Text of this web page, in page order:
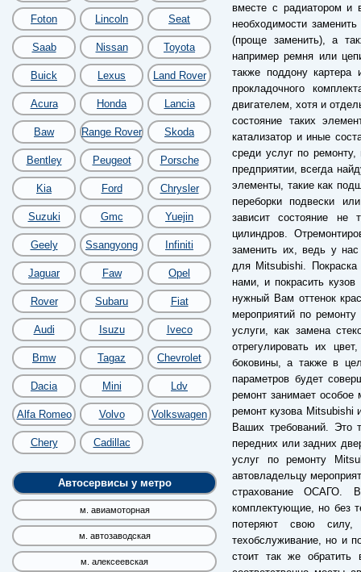
Foton Lincoln Seat
Saab Nissan Toyota
Buick Lexus Land Rover
Acura Honda Lancia
Baw Range Rover Skoda
Bentley Peugeot Porsche
Kia Ford Chrysler
Suzuki Gmc Yuejin
Geely Ssangyong Infiniti
Jaguar Faw Opel
Rover Subaru Fiat
Audi Isuzu Iveco
Bmw Tagaz Chevrolet
Dacia Mini Ldv
Alfa Romeo Volvo Volkswagen
Chery Cadillac
Автосервисы у метро
м. авиамоторная
м. автозаводская
м. алексеевская
вместе с радиатором и
необходимости
(проще заменить), а
например ремня или
также поддону
прокладочного
двигателем, хотя и
состояние таких
катализатор и иные
среди услуг по
предприятии, всегда
элементы, такие как
переборки подвески
зависит состояние
цилиндров.
заменить их, ведь у
для Mitsubishi. Покраска
нами, и покрасить
нужный Вам оттенок
мероприятий по ремонту
услуги, как замена
отрегулировать их
боковины, а также в
параметров будет
ремонт занимает
ремонт кузова Mitsubishi
Ваших требований. Это
передних или задних
услуг по ремонту
автовладельцу
страхование ОСАГО.
комплектующие, но без
потеряют свою
техобслуживание, но и
стоит так же обратить